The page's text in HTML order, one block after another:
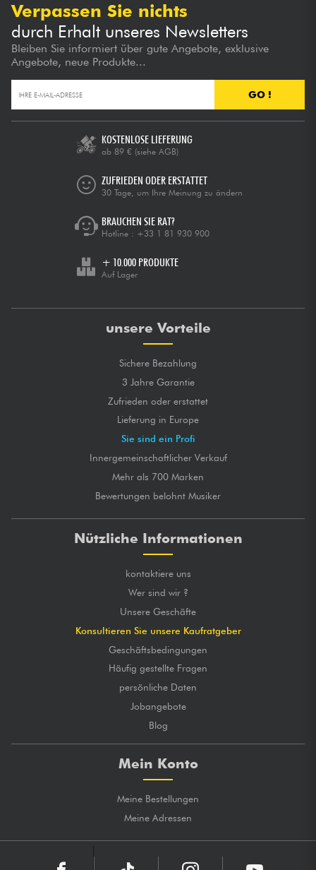
Verpassen Sie nichts
durch Erhalt unseres Newsletters
Bleiben Sie informiert über gute Angebote, exklusive
Angebote, neue Produkte...
GO !
KOSTENLOSE LIEFERUNG
ab 89 € (siehe AGB)
ZUFRIEDEN ODER ERSTATTET
30 Tage, um Ihre Meinung zu ändern
BRAUCHEN SIE RAT?
Hotline : +33 1 81 930 900
+ 10.000 PRODUKTE
Auf Lager
unsere Vorteile
Sichere Bezahlung
3 Jahre Garantie
Zufrieden oder erstattet
Lieferung in Europe
Sie sind ein Profi
Innergemeinschaftlicher Verkauf
Mehr als 700 Marken
Bewertungen belohnt Musiker
Nützliche Informationen
kontaktiere uns
Wer sind wir ?
Unsere Geschäfte
Konsultieren Sie unsere Kaufratgeber
Geschäftsbedingungen
Häufig gestellte Fragen
persönliche Daten
Jobangebote
Blog
Mein Konto
Meine Bestellungen
Meine Adressen